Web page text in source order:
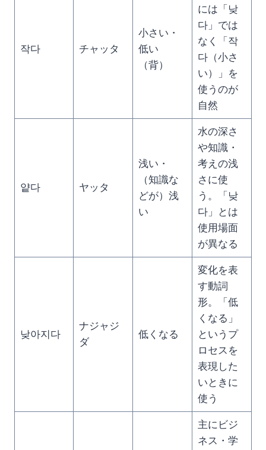
작다 チャッタ
小さい・
低い
（背）
には「낮
다」では
なく「작
다（小さ
い）」を
使うのが
自然
얕다 ヤッタ
浅い・
（知識な
どが）浅
い
水の深さ
や知識・
考えの浅
さに使
う。「낮
다」とは
使用場面
が異なる
낮아지다
ナジャジ
ダ
低くなる
変化を表
す動詞
形。「低
くなる」
というプ
ロセスを
表現した
いときに
使う
主にビジ
ネス・学